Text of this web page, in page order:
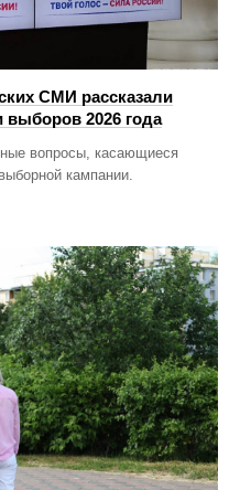
СМИ рассказали
выборов 2026 года
вопросы, касающиеся
кампании.